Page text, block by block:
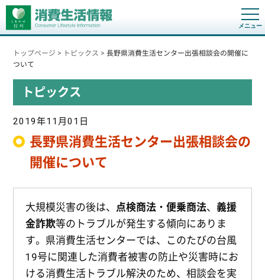
t
o
g
a
o
トップページ > トピックス >長野県消費生活センター出張相談会の開催に
ついて
トピックス
2019年11月01日
長野県消費生活センター出張相談会の
開催について
大規模災害の後は、 点検商法 ・便乗商法、義援
金詐欺等のトラブルが発生する傾向にありま
す。県消費生活センターでは、このたびの台風
19号に関連した消費者被害の防止や災害時にお
ける消費生活トラブル解決のため、相談会を実